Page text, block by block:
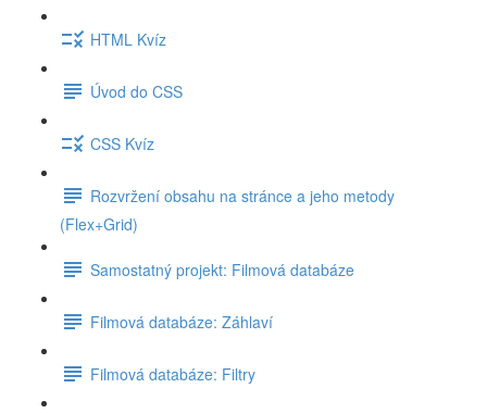
HTML Kvíz
Úvod do CSS
CSS Kvíz
Rozvržení obsahu na stránce a jeho metody
(Flex+Grid)
Samostatný projekt: Filmová databáze
Filmová databáze: Záhlaví
Filmová databáze: Filtry